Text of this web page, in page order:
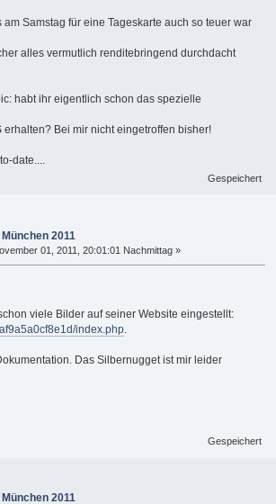
am Samstag für eine Tageskarte auch so teuer war
alles vermutlich renditebringend durchdacht
habt ihr eigentlich schon das spezielle
erhalten? Bei mir nicht eingetroffen bisher!
date....
Gespeichert
2011
01, 2011, 20:01:01 Nachmittag »
viele Bilder auf seiner Website eingestellt:
index.php.
Das Silbernugget ist mir leider
Gespeichert
2011